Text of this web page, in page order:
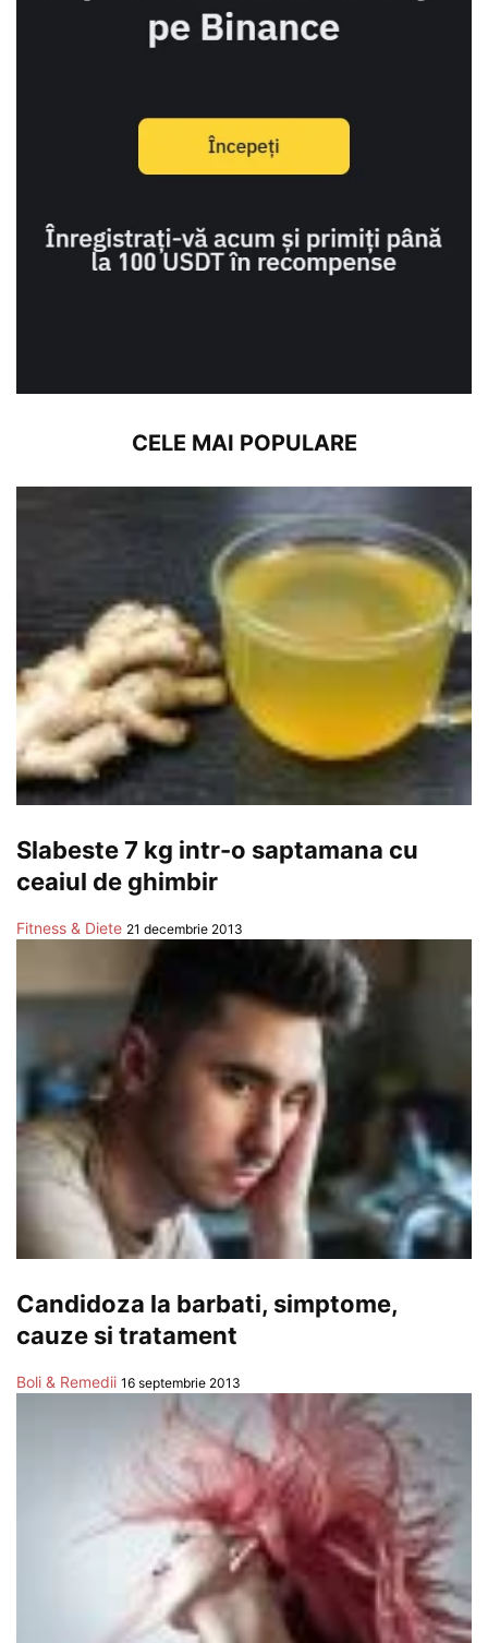
CELE MAI POPULARE
Slabeste 7 kg intr-o saptamana cu
ceaiul de ghimbir
Fitness & Diete 21 decembrie 2013
Candidoza la barbati, simptome,
cauze si tratament
Boli & Remedii 16 septembrie 2013